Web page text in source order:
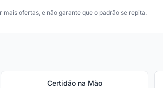
ofertas, e não garante que o padrão se repita.
Certidão na Mão